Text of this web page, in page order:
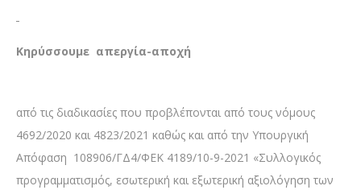
Κηρύσσουμε απεργία-αποχή
από τις διαδικασίες που προβλέπονται από τους νόμους
4692/2020 και 4823/2021 καθώς και από την Υπουργική
Απόφαση 108906/ΓΔ4/ΦΕΚ 4189/10-9-2021 «Συλλογικός
προγραμματισμός, εσωτερική και εξωτερική αξιολόγηση των